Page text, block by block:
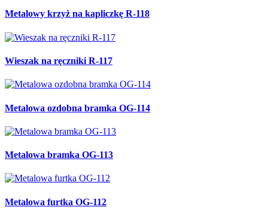
Metalowy krzyż na kapliczkę R-118
Wieszak na ręczniki R-117
Metalowa ozdobna bramka OG-114
Metalowa bramka OG-113
Metalowa furtka OG-112